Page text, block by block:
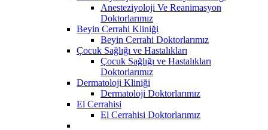
Anesteziyoloji Ve Reanimasyon
Doktorlarımız
Beyin Cerrahi Kliniği
Beyin Cerrahi Doktorlarımız
Çocuk Sağlığı ve Hastalıkları
Çocuk Sağlığı ve Hastalıkları
Doktorlarımız
Dermatoloji Kliniği
Dermatoloji Doktorlarımız
El Cerrahisi
El Cerrahisi Doktorlarımız